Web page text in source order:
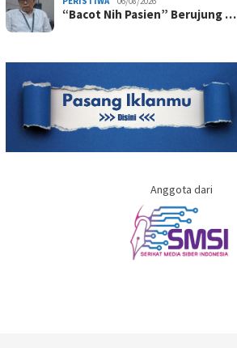
“Bacot Nih Pasien” Berujung …
Anggota dari